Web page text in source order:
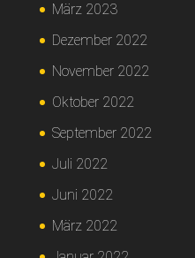
März 2023
Dezember 2022
November 2022
Oktober 2022
September 2022
Juli 2022
Juni 2022
März 2022